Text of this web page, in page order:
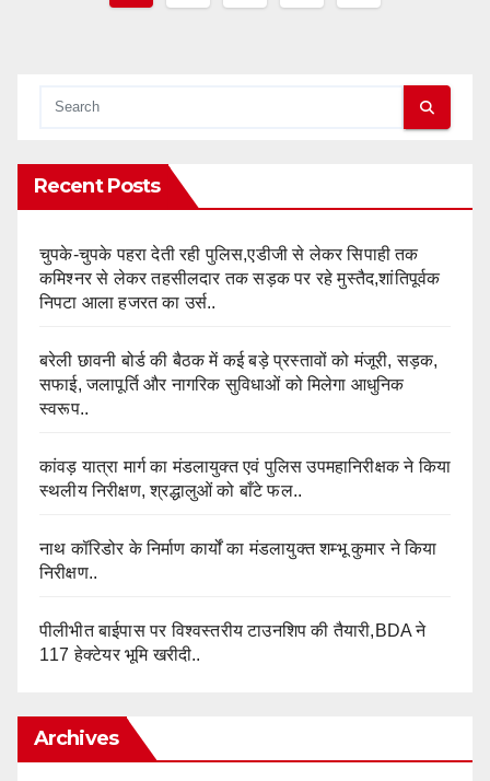
Recent Posts
चुपके-चुपके पहरा देती रही पुलिस,एडीजी से लेकर सिपाही तक
कमिश्नर से लेकर तहसीलदार तक सड़क पर रहे मुस्तैद,शांतिपूर्वक
निपटा आला हजरत का उर्स..
बरेली छावनी बोर्ड की बैठक में कई बड़े प्रस्तावों को मंजूरी, सड़क,
सफाई, जलापूर्ति और नागरिक सुविधाओं को मिलेगा आधुनिक
स्वरूप..
कांवड़ यात्रा मार्ग का मंडलायुक्त एवं पुलिस उपमहानिरीक्षक ने किया
स्थलीय निरीक्षण, श्रद्धालुओं को बाँटे फल..
नाथ कॉरिडोर के निर्माण कार्यों का मंडलायुक्त शम्भू कुमार ने किया
निरीक्षण..
पीलीभीत बाईपास पर विश्वस्तरीय टाउनशिप की तैयारी,BDA ने
117 हेक्टेयर भूमि खरीदी..
Archives